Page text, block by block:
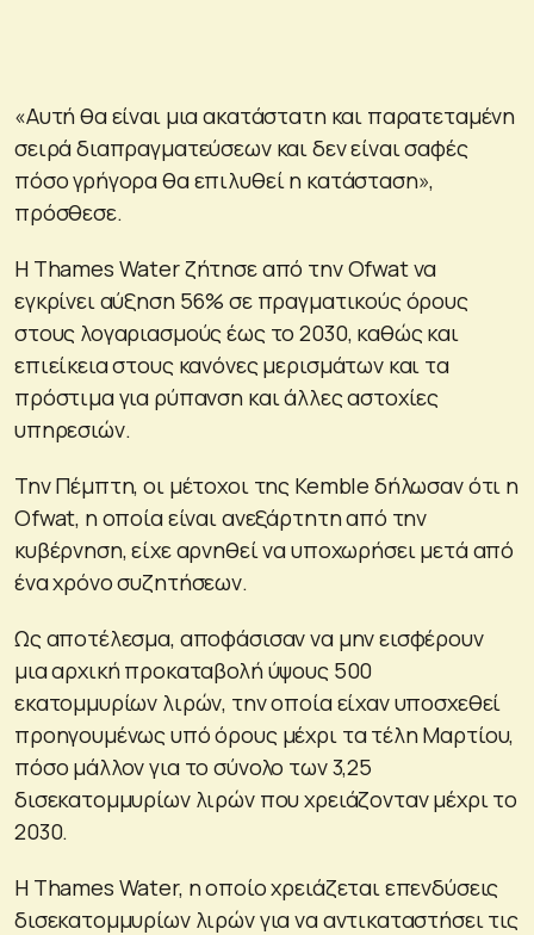
«Αυτή θα είναι μια ακατάστατη και παρατεταμένη
σειρά διαπραγματεύσεων και δεν είναι σαφές
πόσο γρήγορα θα επιλυθεί η κατάσταση»,
πρόσθεσε.
Η Thames Water ζήτησε από την Ofwat να
εγκρίνει αύξηση 56% σε πραγματικούς όρους
στους λογαριασμούς έως το 2030, καθώς και
επιείκεια στους κανόνες μερισμάτων και τα
πρόστιμα για ρύπανση και άλλες αστοχίες
υπηρεσιών.
Την Πέμπτη, οι μέτοχοι της Kemble δήλωσαν ότι η
Ofwat, η οποία είναι ανεξάρτητη από την
κυβέρνηση, είχε αρνηθεί να υποχωρήσει μετά από
ένα χρόνο συζητήσεων.
Ως αποτέλεσμα, αποφάσισαν να μην εισφέρουν
μια αρχική προκαταβολή ύψους 500
εκατομμυρίων λιρών, την οποία είχαν υποσχεθεί
προηγουμένως υπό όρους μέχρι τα τέλη Μαρτίου,
πόσο μάλλον για το σύνολο των 3,25
δισεκατομμυρίων λιρών που χρειάζονταν μέχρι το
2030.
Η Thames Water, η οποίο χρειάζεται επενδύσεις
δισεκατομμυρίων λιρών για να αντικαταστήσει τις